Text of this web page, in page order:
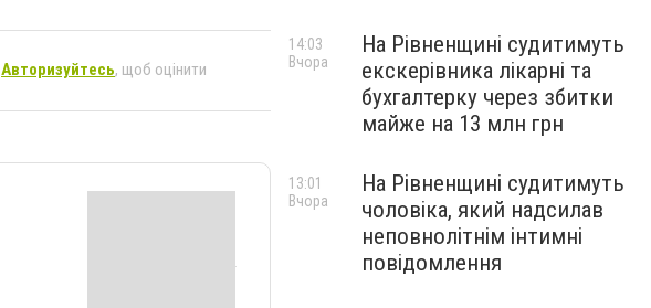
Авторизуйтесь, щоб оцінити
На Рівненщині судитимуть
екскерівника лікарні та
бухгалтерку через збитки
майже на 13 млн грн
14:03
Вчора
На Рівненщині судитимуть
чоловіка, який надсилав
неповнолітнім інтимні
повідомлення
13:01
Вчора